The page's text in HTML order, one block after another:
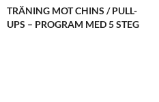
TRÄNING MOT CHINS / PULL-
UPS – PROGRAM MED 5 STEG